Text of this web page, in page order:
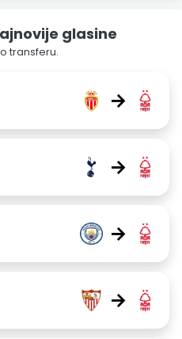
glasine
transferu.
→
→
→
→